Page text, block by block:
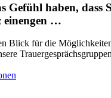
Gefühl haben, dass
einengen …
Blick für die